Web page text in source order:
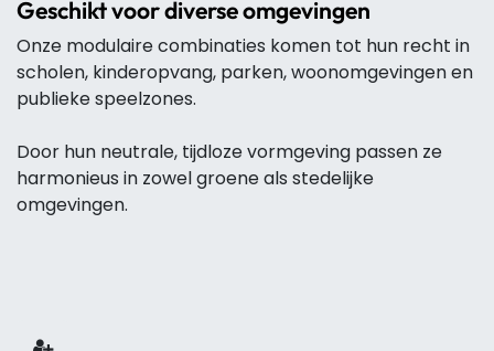
Geschikt voor diverse omgevingen
Onze modulaire combinaties komen tot hun recht in
scholen, kinderopvang, parken, woonomgevingen en
publieke speelzones.
Door hun neutrale, tijdloze vormgeving passen ze
harmonieus in zowel groene als stedelijke
omgevingen.